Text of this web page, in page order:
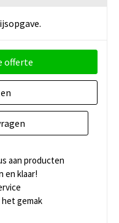
offerte
aan producten
en klaar!
het gemak